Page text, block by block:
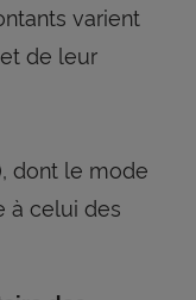
varient
de leur
, dont le mode
à celui des